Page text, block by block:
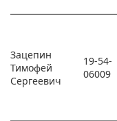
Зацепин
Тимофей
Сергеевич
19-54-
06009